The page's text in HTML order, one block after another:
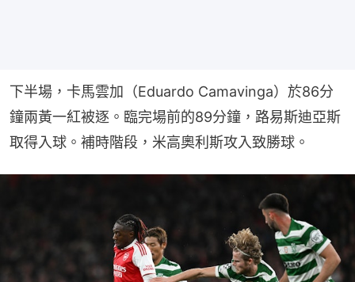
下半場，卡馬雲加（Eduardo Camavinga）於86分
鐘兩黃一紅被逐。臨完場前的89分鐘，路易斯迪亞斯
取得入球。補時階段，米高奧利斯攻入致勝球。